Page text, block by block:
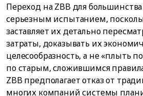
Переход на ZBB для
серьезным испытанием,
заставляет их детально
затраты, доказывать их
целесообразность, а не «плыть
по старым, сложившимся
ZBB предполагает отказ от
многих компаний системы